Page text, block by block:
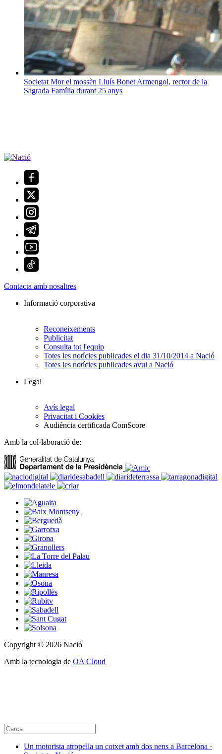
Societat Mor el mossèn Lluís Bonet Armengol, rector de la
Sagrada Família durant 25 anys
Contacta amb nosaltres
Informació corporativa
Reconeixements
Publicitat
Consulta tot l'equip
Totes les notícies publicades el dia 31/10/2014 a Nació
Totes les notícies publicades avui a Nació
Legal
Avís legal
Privacitat i Cookies
Audiència certificada ComScore
Amb la col·laboració de:
Copyright © 2026 Nació
Amb la tecnologia de OA Cloud
Un motorista atropella un cotxet amb dos nens a Barcelona ·